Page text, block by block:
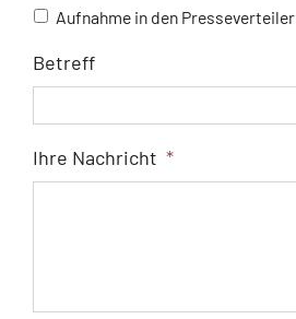
Aufnahme in den Presseverteiler
Betreff
Ihre Nachricht *